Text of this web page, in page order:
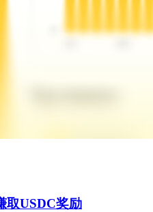
取USDC奖励